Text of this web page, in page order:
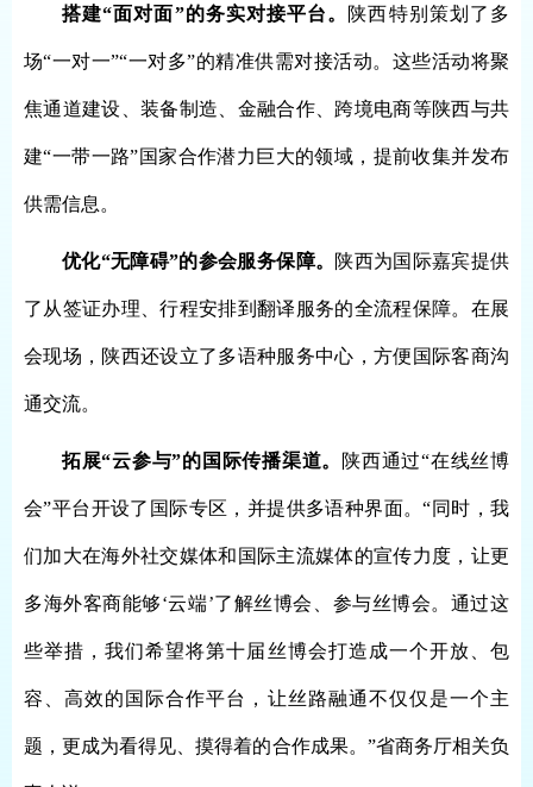
搭建“面对面”的务实对接平台。 陕西特别策划了多
场“一对一”“一对多”的精准供需对接活动。这些活动将聚
焦通道建设、装备制造、金融合作、跨境电商等陕西与共
建“一带一路”国家合作潜力巨大的领域，提前收集并发布
供需信息。
优化“无障碍”的参会服务保障。 陕西为国际嘉宾提供
了从签证办理、行程安排到翻译服务的全流程保障。在展
会现场，陕西还设立了多语种服务中心，方便国际客商沟
通交流。
拓展“云参与”的国际传播渠道。 陕西通过“在线丝博
会”平台开设了国际专区，并提供多语种界面。“同时，我
们加大在海外社交媒体和国际主流媒体的宣传力度，让更
多海外客商能够‘云端’了解丝博会、参与丝博会。通过这
些举措，我们希望将第十届丝博会打造成一个开放、包
容、高效的国际合作平台，让丝路融通不仅仅是一个主
题，更成为看得见、摸得着的合作成果。”省商务厅相关负